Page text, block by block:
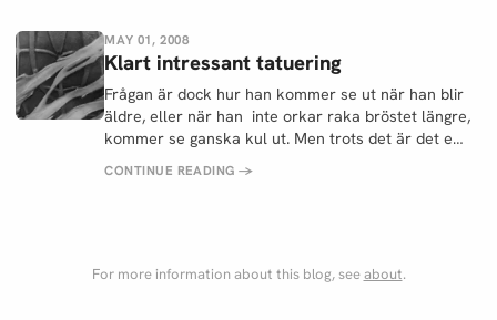
MAY 01, 2008
Klart intressant tatuering
Frågan är dock hur han kommer se ut när han blir
äldre, eller när han inte orkar raka bröstet längre,
kommer se ganska kul ut. Men trots det är det e…
CONTINUE READING→
For more information about this blog, seeabout.